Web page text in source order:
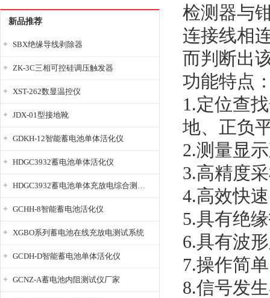
新品推荐
SBX绝缘导线剥除器
ZK-3C三相可控硅调压触发器
XST-262数显温控仪
JDX-01型接地靴
GDKH-12智能蓄电池单体活化仪
HDGC3932蓄电池单体活化仪
HDGC3932蓄电池单体充放电综合测试仪
GCHH-8智能蓄电池活化仪
XGBO系列蓄电池在线充放电测试系统
GCDH-D智能蓄电池单体活化仪
GCNZ-A蓄电池内阻测试仪厂家
检测器与
连接线相
而判断出
功能特点
1.定位查
地、正负
2.测量显
3.高精度
4.高效快
5.具有绝
6.具有波
7.操作简
8.信号发